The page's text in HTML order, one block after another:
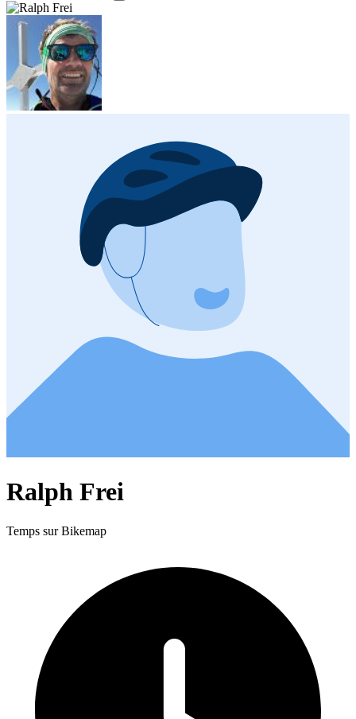
Ralph Frei
Temps sur Bikemap